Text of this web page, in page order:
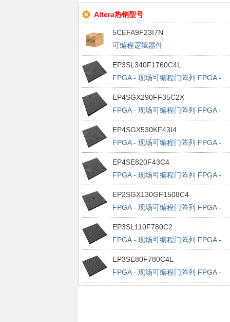
Altera热销型号
5CEFA9F23I7N
可编程逻辑器件
EP3SL340F1760C4L
FPGA - 现场可编程门阵列 FPGA -
Stratix III 13500 LABs 1120 IOs
EP4SGX290FF35C2X
FPGA - 现场可编程门阵列 FPGA -
Stratix IV GX 11648 LABs 564 IOs
EP4SGX530KF43I4
FPGA - 现场可编程门阵列 FPGA -
Stratix IV GX 21248 LABs 880 IOs
EP4SE820F43C4
FPGA - 现场可编程门阵列 FPGA -
Stratix IV E 32522 LABs 1120 IOs
EP2SGX130GF1508C4
FPGA - 现场可编程门阵列 FPGA -
Stratix II GX 6627 LABs 734 IOs
EP3SL110F780C2
FPGA - 现场可编程门阵列 FPGA -
Stratix III 4300 LABs 488 IOs
EP3SE80F780C4L
FPGA - 现场可编程门阵列 FPGA -
Stratix III 3200 LABs 488 IOs